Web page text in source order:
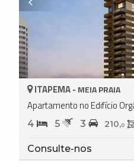
ITAPEMA - MEIA PRAIA
Apartamento no Edifício
4 5 3 210,0
Consulte-nos